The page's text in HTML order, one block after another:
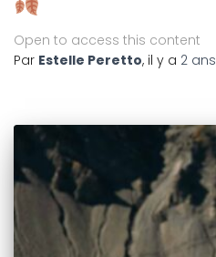
Open to access this content
Par Estelle Peretto, il y a 2 ans